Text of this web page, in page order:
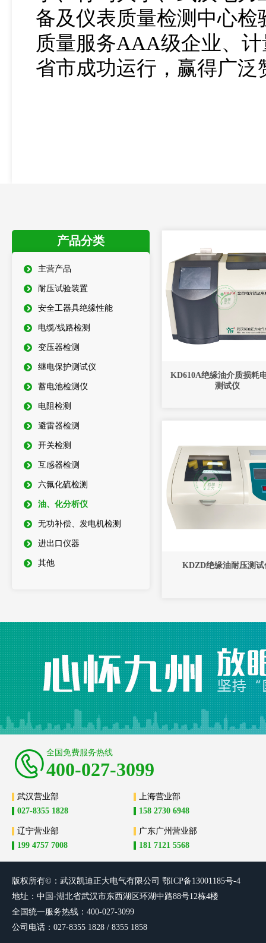
备及仪表质量检测中心检
质量服务AAA级企业、
省市成功运行，赢得广泛
产品分类
主营产品
耐压试验装置
安全工器具绝缘性能
电缆/线路检测
变压器检测
继电保护测试仪
蓄电池检测仪
电阻检测
避雷器检测
开关检测
互感器检测
六氟化硫检测
油、化分析仪
无功补偿、发电机检测
进出口仪器
其他
KD610A绝缘油介质损耗
测试仪
KDZD绝缘油耐压测试
全国免费服务热线
400-027-3099
武汉营业部
027-8355 1828
上海营业部
158 2730 6948
辽宁营业部
199 4757 7008
广东广州营业部
181 7121 5568
版权所有©：武汉凯迪正大电气有限公司 鄂ICP备13001185号-4
地址：中国-湖北省武汉市东西湖区环湖中路88号12栋4楼
全国统一服务热线：400-027-3099
公司电话：027-8355 1828 / 8355 1858